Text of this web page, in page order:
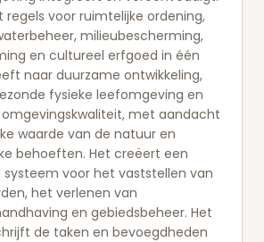
regels voor ruimtelijke ordening,
milieubescherming,
en cultureel erfgoed in één
naar duurzame ontwikkeling,
fysieke leefomgeving en
met aandacht
waarde van de natuur en
behoeften. Het creëert een
voor het vaststellen van
het verlenen van
en gebiedsbeheer. Het
de taken en bevoegdheden